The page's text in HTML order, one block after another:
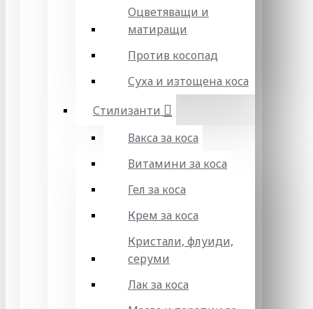
Оцветяващи и
матиращи
Против косопад
Суха и изтощена коса
Стилизанти
Вакса за коса
Витамини за коса
Гел за коса
Крем за коса
Кристали, флуиди,
серуми
Лак за коса